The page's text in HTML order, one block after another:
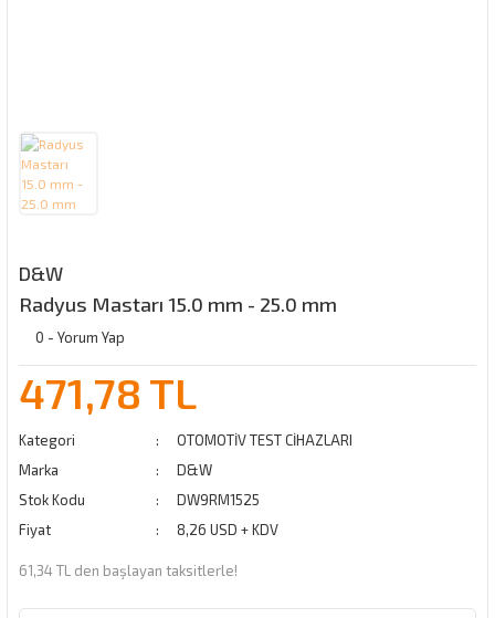
D&W
Radyus Mastarı 15.0 mm - 25.0 mm
0 - Yorum Yap
471,78 TL
Kategori
OTOMOTİV TEST CİHAZLARI
Marka
D&W
Stok Kodu
DW9RM1525
Fiyat
8,26 USD + KDV
61,34 TL den başlayan taksitlerle!